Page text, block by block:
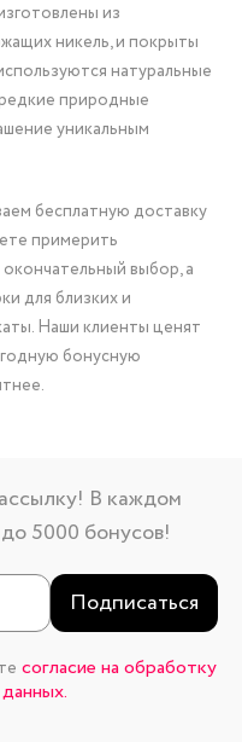
из
никель, и покрыты
натуральные
природные
уникальным
бесплатную доставку
примерить
выбор, а
для близких и
Наши клиенты ценят
бонусную
В каждом
5000 бонусов!
Подписаться
согласие на обработку